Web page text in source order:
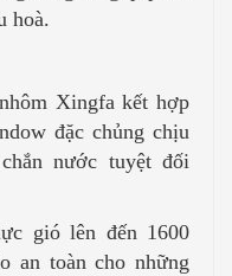
hoà.
Xingfa kết hợp
đặc chủng chịu
nước tuyệt đối
gió lên đến 1600
an toàn cho những